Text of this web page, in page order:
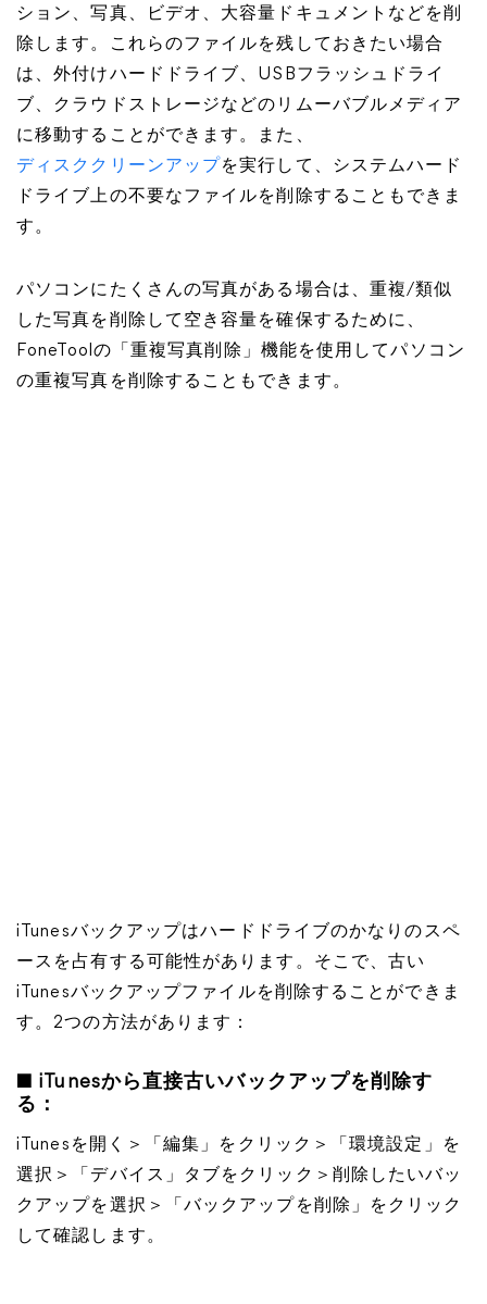
ション、写真、ビデオ、大容量ドキュメントなどを削
除します。これらのファイルを残しておきたい場合
は、外付けハードドライブ、USBフラッシュドライ
ブ、クラウドストレージなどのリムーバブルメディア
に移動することができます。また、
ディスククリーンアップ を実行して、システムハード
ドライブ上の不要なファイルを削除することもできま
す。
パソコンにたくさんの写真がある場合は、重複/類似
した写真を削除して空き容量を確保するために、
FoneToolの「重複写真削除」機能を使用してパソコン
の重複写真を削除することもできます。
iTunesバックアップはハードドライブのかなりのスペ
ースを占有する可能性があります。そこで、古い
iTunesバックアップファイルを削除することができま
す。2つの方法があります：
iTunesから直接古いバックアップを削除す
る：
iTunesを開く＞「編集」をクリック＞「環境設定」を
選択＞「デバイス」タブをクリック＞削除したいバッ
クアップを選択＞「バックアップを削除」をクリック
して確認します。